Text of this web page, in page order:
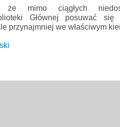
że mimo ciągłych
Głównej posuwać
przynajmniej we właściwym